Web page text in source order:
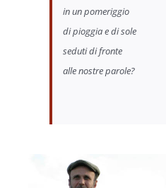
in un pomeriggio
di pioggia e di sole
seduti di fronte
alle nostre parole?